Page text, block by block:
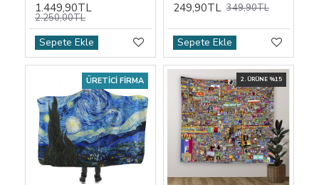
1.449,90TL
2.250,00TL
Sepete Ekle
249,90TL 349,90TL
Sepete Ekle
ÜRETICI FIRMA 2. ÜRÜNE %15